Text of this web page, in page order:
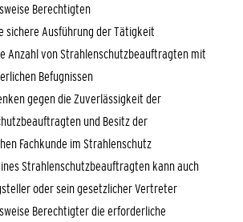
Berechtigten
sichere Ausführung der Tätigkeit
Anzahl von Strahlenschutzbeauftragten mit
Befugnissen
gegen die Zuverlässigkeit der
und Besitz der
Fachkunde im Strahlenschutz
Strahlenschutzbeauftragten kann auch
oder sein gesetzlicher Vertreter
Berechtigter die erforderliche